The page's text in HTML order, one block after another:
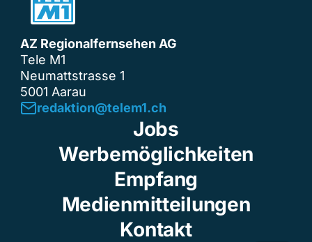
AZ Regionalfernsehen AG
Tele M1
Neumattstrasse 1
5001 Aarau
redaktion@telem1.ch
Jobs
Werbemöglichkeiten
Empfang
Medienmitteilungen
Kontakt